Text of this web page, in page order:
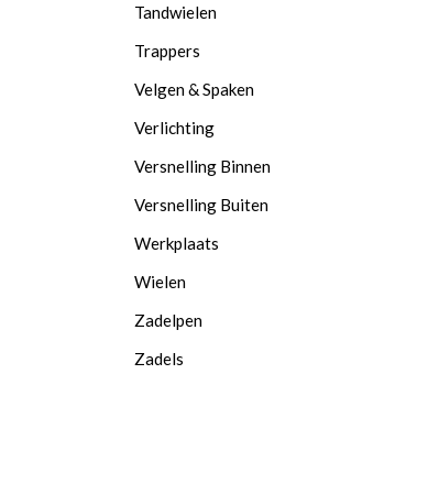
Tandwielen
Trappers
Velgen & Spaken
Verlichting
Versnelling Binnen
Versnelling Buiten
Werkplaats
Wielen
Zadelpen
Zadels